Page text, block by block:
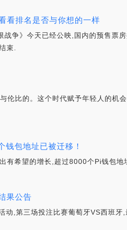
看排名是否与你想的一样
争》今天已经公映,国内的预售票
束.
伦比的。这个时代赋予年轻人的机
包地址已被迁移！
有希望的增长,超过8000个Pi钱包地
果公告
动,第三场投注比赛葡萄牙VS西班